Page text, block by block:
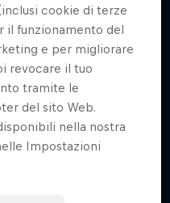
cookie di terze
il funzionamento del
e per migliorare
revocare il tuo
tramite le
del sito Web.
nella nostra
Impostazioni